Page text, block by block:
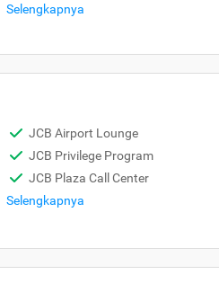
Selengkapnya
JCB Airport Lounge
JCB Privilege Program
JCB Plaza Call Center
Selengkapnya